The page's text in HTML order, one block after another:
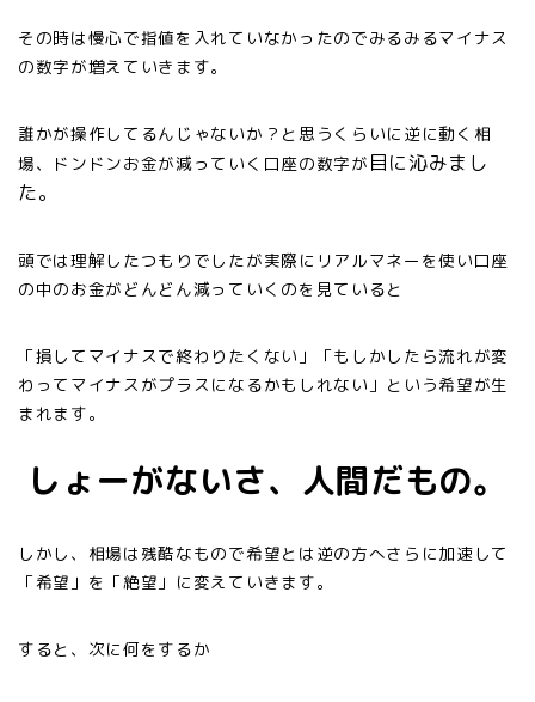
その時は慢心で指値を入れていなかったのでみるみるマイナス
の数字が増えていきます。
誰かが操作してるんじゃないか？と思うくらいに逆に動く相
場、ドンドンお金が減っていく口座の数字が 目に沁みまし
た。
頭では理解したつもりでしたが実際にリアルマネーを使い口座
の中のお金がどんどん減っていくのを見ていると
「損してマイナスで終わりたくない」「もしかしたら流れが変
わってマイナスがプラスになるかもしれない」という希望が生
まれます。
しょーがないさ、人間だもの。
しかし、相場は残酷なもので希望とは逆の方へさらに加速して
「希望」を「絶望」に変えていきます。
すると、次に何をするか